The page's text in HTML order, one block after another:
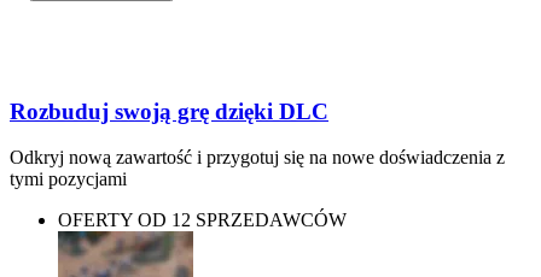
Rozbuduj swoją grę dzięki DLC
Odkryj nową zawartość i przygotuj się na nowe doświadczenia z
tymi pozycjami
OFERTY OD 12 SPRZEDAWCÓW